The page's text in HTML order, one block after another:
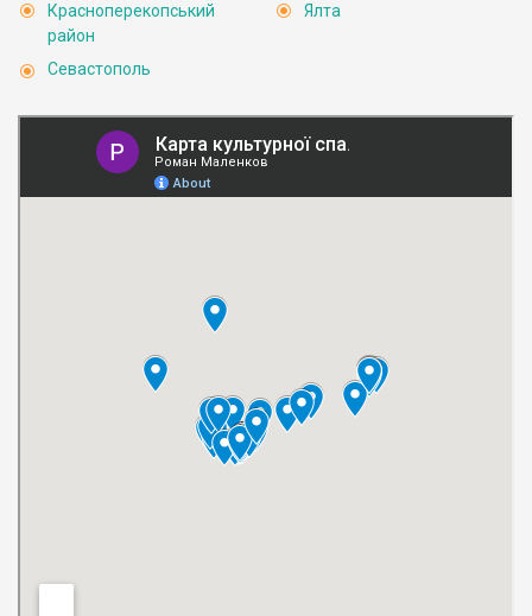
Красноперекопський
район
Севастополь
Ялта